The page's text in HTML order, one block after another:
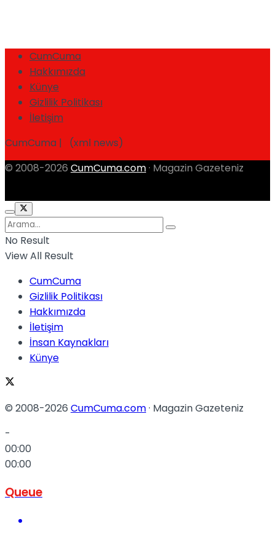
CumCuma
Hakkımızda
Künye
Gizlilik Politikası
İletişim
CumCuma | (xml news)
© 2008-2026 CumCuma.com · Magazin Gazeteniz
No Result
View All Result
CumCuma
Gizlilik Politikası
Hakkımızda
İletişim
İnsan Kaynakları
Künye
© 2008-2026 CumCuma.com· Magazin Gazeteniz
-
00:00
00:00
Queue